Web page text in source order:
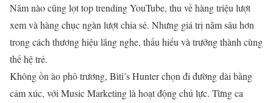
Năm nào cũng lọt top trending YouTube, thu về hàng triệu lượt
xem và hàng chục ngàn lượt chia sẻ. Nhưng giá trị nằm sâu hơn
trong cách thương hiệu lắng nghe, thấu hiểu và trưởng thành cùng
thế hệ trẻ.
Không ồn ào phô trương, Biti’s Hunter chọn đi đường dài bằng
cảm xúc, với Music Marketing là hoạt động chủ lực. Từng ca